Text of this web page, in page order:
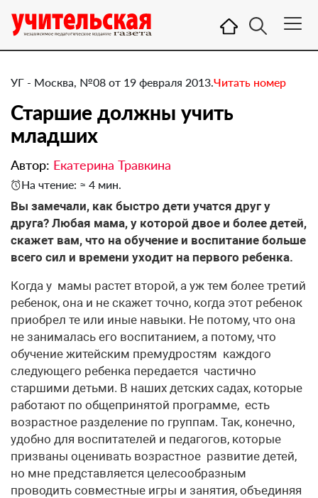
УГ - Москва, №08 от 19 февраля 2013.Читать номер
Старшие должны учить
младших
Автор: Екатерина Травкина
На чтение: ≈ 4 мин.
​Вы замечали, как быстро дети учатся друг у
друга? Любая мама, у которой двое и более детей,
скажет вам, что на обучение и воспитание больше
всего сил и времени уходит на первого ребенка.
Когда у мамы растет второй, а уж тем более третий
ребенок, она и не скажет точно, когда этот ребенок
приобрел те или иные навыки. Не потому, что она
не занималась его воспитанием, а потому, что
обучение житейским премудростям каждого
следующего ребенка передается частично
старшими детьми. В наших детских садах, которые
работают по общепринятой программе, есть
возрастное разделение по группам. Так, конечно,
удобно для воспитателей и педагогов, которые
призваны оценивать возрастное развитие детей,
но мне представляется целесообразным
проводить совместные игры и занятия, объединяя